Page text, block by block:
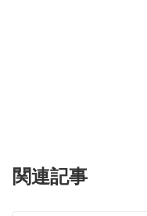
関連記事